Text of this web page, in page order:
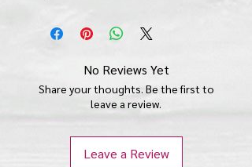
No Reviews Yet
Share your thoughts. Be the first to
leave a review.
Leave a Review